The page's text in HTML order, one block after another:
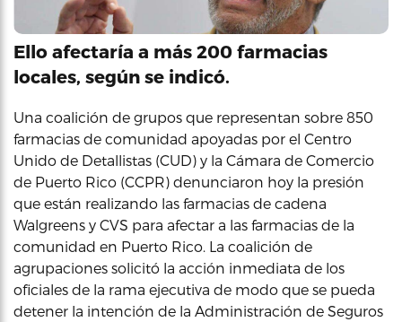
Ello afectaría a más 200 farmacias
locales, según se indicó.
Una coalición de grupos que representan sobre 850
farmacias de comunidad apoyadas por el Centro
Unido de Detallistas (CUD) y la Cámara de Comercio
de Puerto Rico (CCPR) denunciaron hoy la presión
que están realizando las farmacias de cadena
Walgreens y CVS para afectar a las farmacias de la
comunidad en Puerto Rico. La coalición de
agrupaciones solicitó la acción inmediata de los
oficiales de la rama ejecutiva de modo que se pueda
detener la intención de la Administración de Seguros